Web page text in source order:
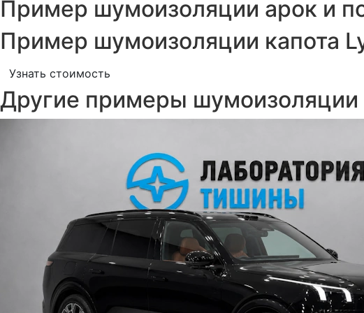
Пример шумоизоляции арок и
Пример шумоизоляции капота
Узнать стоимость
Другие примеры шумоизоляции